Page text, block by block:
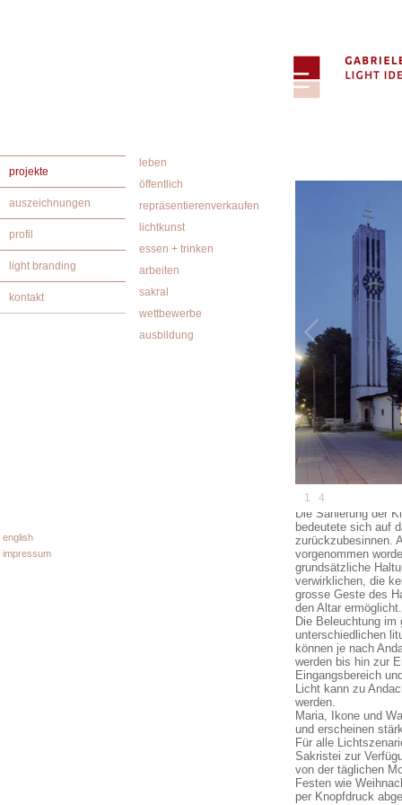
projekte
leben
öffentlich
repräsentierenverkaufen
lichtkunst
essen + trinken
arbeiten
sakral
wettbewerbe
ausbildung
auszeichnungen
profil
light branding
kontakt
english
impressum
1 4
kirche st.
Die Sanierung der
bedeutete sich auf
zurückzubesinnen.
vorgenommen
grundsätzliche
verwirklichen, die
grosse Geste des
den Altar ermöglicht.
Die Beleuchtung
unterschiedlichen
können je nach
werden bis hin zur
Eingangsbereich
Licht kann zu
werden.
Maria, Ikone und
und erscheinen
Für alle
Sakristei zur
von der täglichen
Festen wie
per Knopfdruck